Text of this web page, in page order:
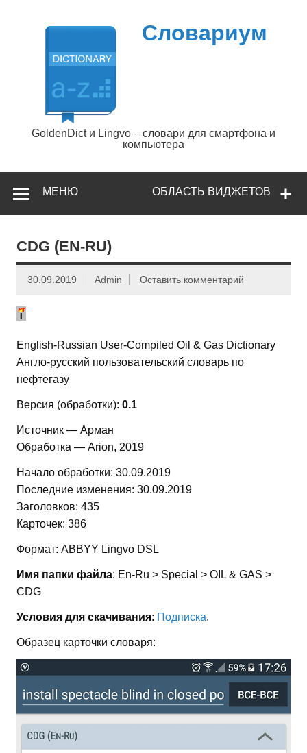
содержимому
Словариум
GoldenDict и Lingvo – словари для смартфона и
компьютера
ОБЛАСТЬ ВИДЖЕТОВ
МЕНЮ
CDG (EN-RU)
30.09.2019 Admin Оставить комментарий
English-Russian User-Compiled Oil & Gas Dictionary
Англо-русский пользовательский словарь по
нефтегазу
Версия (обработки): 0.1
Источник — Арман
Обработка — Arion, 2019
Начало обработки: 30.09.2019
Последние изменения: 30.09.2019
Заголовков: 435
Карточек: 386
Формат: ABBYY Lingvo DSL
Имя папки файла: En-Ru > Special > OIL & GAS >
CDG
Условия для скачивания: Подписка.
Образец карточки словаря: